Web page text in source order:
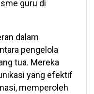
guru di
dalam
pengelola
tua. Mereka
yang efektif
memperoleh